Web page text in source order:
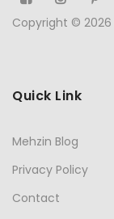
Copyright © 2026
Quick Link
Mehzin Blog
Privacy Policy
Contact